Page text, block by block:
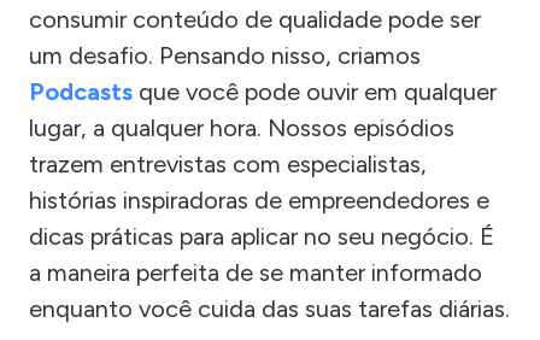
consumir conteúdo de qualidade pode ser
um desafio. Pensando nisso, criamos
Podcasts que você pode ouvir em qualquer
lugar, a qualquer hora. Nossos episódios
trazem entrevistas com especialistas,
histórias inspiradoras de empreendedores e
dicas práticas para aplicar no seu negócio. É
a maneira perfeita de se manter informado
enquanto você cuida das suas tarefas diárias.